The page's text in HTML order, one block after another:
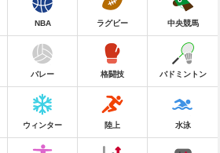
NBA ラグビー 中央競馬
バレー 格闘技 バドミントン
ウィンター 陸上 水泳